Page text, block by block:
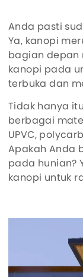
Anda pasti
Ya, kanopi
bagian depan
kanopi pada
terbuka dan
Tidak hanya
berbagai
UPVC,
Apakah Anda
pada hunian?
kanopi untuk